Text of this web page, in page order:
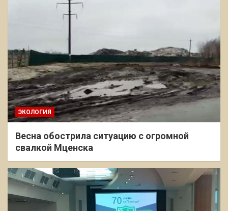
ЭКОЛОГИЯ
Весна обострила ситуацию с огромной
свалкой Мценска